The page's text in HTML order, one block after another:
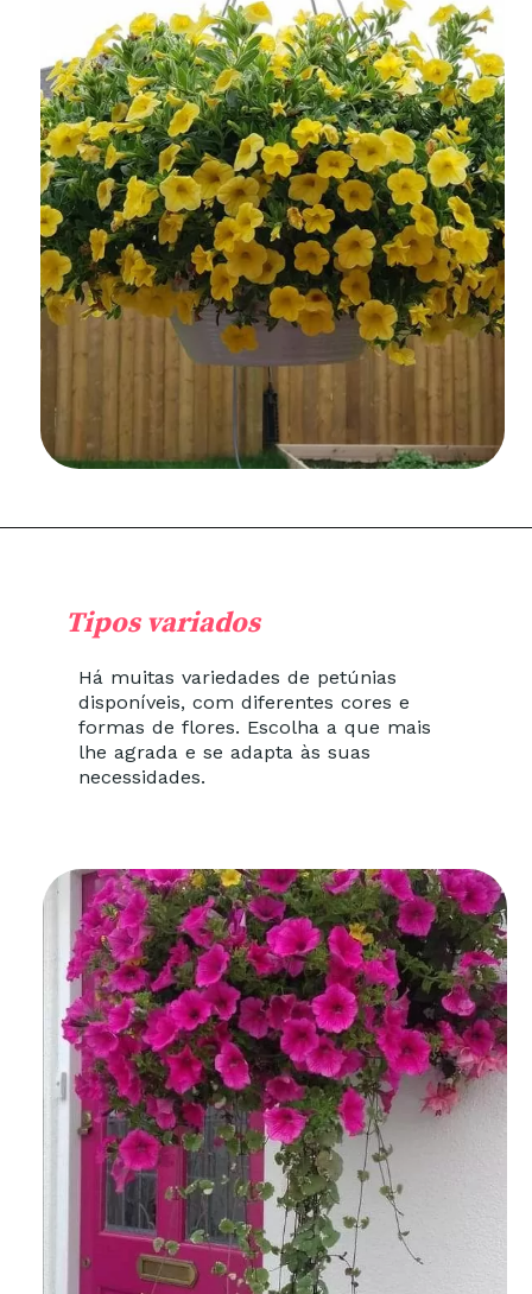
Há muitas variedades de petúnias
disponíveis, com diferentes cores e
formas de flores. Escolha a que mais
lhe agrada e se adapta às suas
necessidades.
Tipos variados